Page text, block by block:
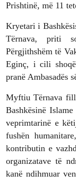
Prishtinë, më 11
Kryetari i
Tërnava, priti
Përgjithshëm të
Eginç, i cili
pranë Ambasadës
Myftiu Tërnava
Bashkësinë
veprimtarinë e
fushën
kontributin e
organizatave të
kanë ndihmuar